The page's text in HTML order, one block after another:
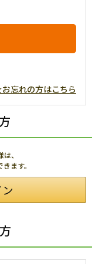
忘れの方はこちら
、
ます。